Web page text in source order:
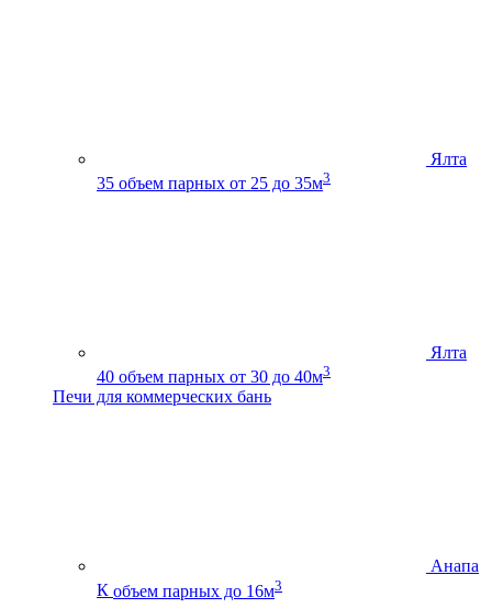
Ялта
35 объем парных от 25 до 35м3
Ялта
40 объем парных от 30 до 40м3
Печи для коммерческих бань
Анапа
К объем парных до 16м3